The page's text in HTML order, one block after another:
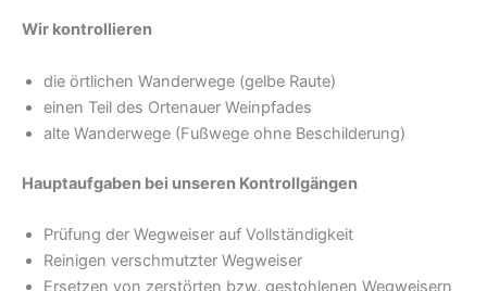
Wir kontrollieren
die örtlichen Wanderwege (gelbe Raute)
einen Teil des Ortenauer Weinpfades
alte Wanderwege (Fußwege ohne Beschilderung)
Hauptaufgaben bei unseren Kontrollgängen
Prüfung der Wegweiser auf Vollständigkeit
Reinigen verschmutzter Wegweiser
Ersetzen von zerstörten bzw. gestohlenen Wegweisern